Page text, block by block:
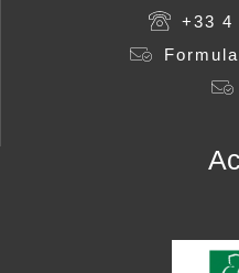
+33 4